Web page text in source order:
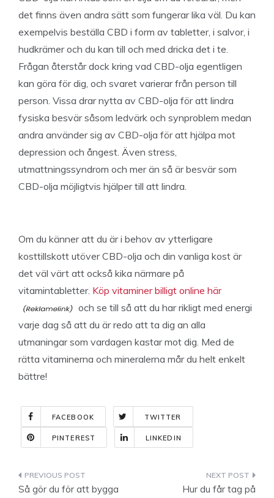
det finns även andra sätt som fungerar lika väl. Du kan
exempelvis beställa CBD i form av tabletter, i salvor, i
hudkrämer och du kan till och med dricka det i te.
Frågan återstår dock kring vad CBD-olja egentligen
kan göra för dig, och svaret varierar från person till
person. Vissa drar nytta av CBD-olja för att lindra
fysiska besvär såsom ledvärk och synproblem medan
andra använder sig av CBD-olja för att hjälpa mot
depression och ångest. Även stress,
utmattningssyndrom och mer än så är besvär som
CBD-olja möjligtvis hjälper till att lindra.
Om du känner att du är i behov av ytterligare
kosttillskott utöver CBD-olja och din vanliga kost är
det väl värt att också kika närmare på
vitamintabletter. Köp vitaminer billigt online här
och se till så att du har rikligt med energi
varje dag så att du är redo att ta dig an alla
utmaningar som vardagen kastar mot dig. Med de
rätta vitaminerna och mineralerna mår du helt enkelt
bättre!
FACEBOOK TWITTER
PINTEREST LINKEDIN
Indlægsnavigation
Så gör du för att bygga
Hur du får tag på